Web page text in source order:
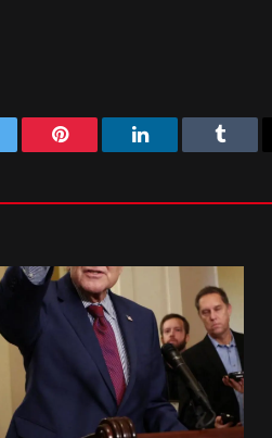
Pinterest LinkedIn Tumblr